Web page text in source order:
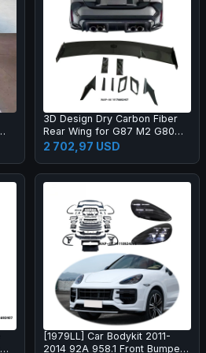
3D Design Dry Carbon Fiber
Rear Wing for G87 M2 G80
M3 G82 M4 Dry Carbon Fiber
Rear Spoiler High Quality
2 702,97 USD
[1979LL] Car Bodykit 2011-
2014 92A 958.1 Front Bumper